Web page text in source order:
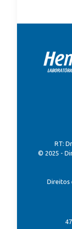
RT:
© 2025 -
Direitos